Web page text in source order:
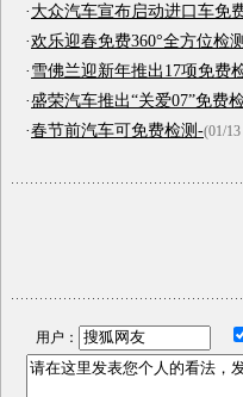
·大众汽车宣布启动进口车免
·欢乐迎春免费360°全方位检
·雪佛兰迎新年推出17项免费
·盛荣汽车推出“关爱07”免费
·春节前汽车可免费检测-(01/
用户：